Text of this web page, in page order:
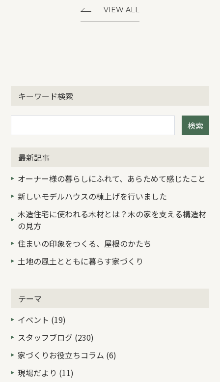
キーワード検索
検索
最新記事
オーナー様の暮らしにふれて、あらためて感じたこと
新しいモデルハウスの棟上げを行いました
木造住宅に使われる木材とは？木の家を支える構造材
の見方
住まいの印象をつくる、屋根のかたち
土地の風土とともに暮らす家づくり
テーマ
イベント (19)
スタッフブログ (230)
家づくりお役立ちコラム (6)
現場だより (11)
VIEW ALL